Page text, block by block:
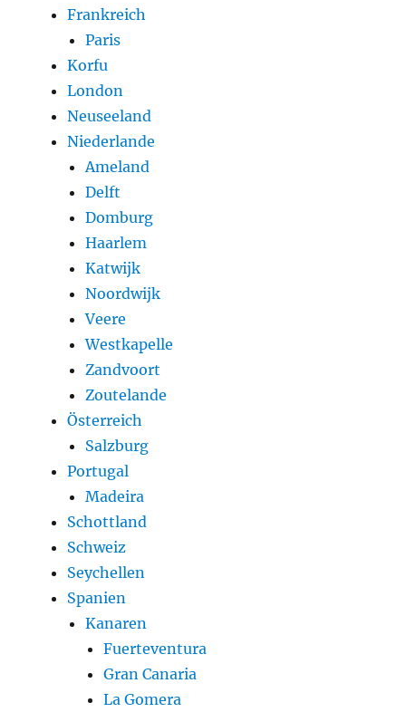
Frankreich
Paris
Korfu
London
Neuseeland
Niederlande
Ameland
Delft
Domburg
Haarlem
Katwijk
Noordwijk
Veere
Westkapelle
Zandvoort
Zoutelande
Österreich
Salzburg
Portugal
Madeira
Schottland
Schweiz
Seychellen
Spanien
Kanaren
Fuerteventura
Gran Canaria
La Gomera